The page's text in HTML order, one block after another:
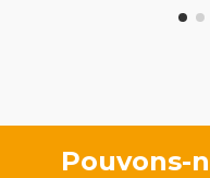
Pouvons-